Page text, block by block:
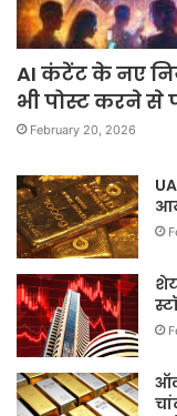
AI कंटेंट के नए
भी पोस्ट करने से
February 20, 2026